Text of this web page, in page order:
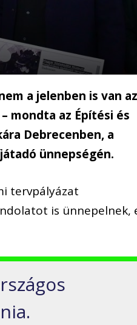
a jelenben is van az
mondta az Építési és
Debrecenben, a
ünnepségén.
tervpályázat
is ünnepelnek,